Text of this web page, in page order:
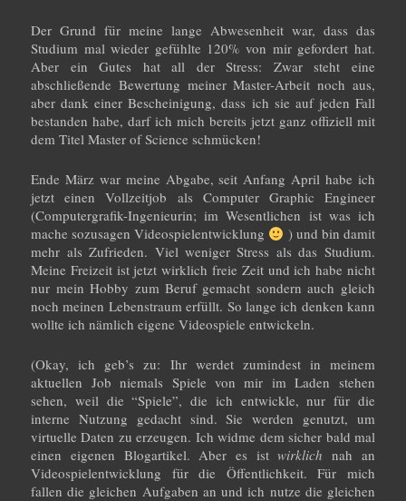
Der Grund für meine lange Abwesenheit war, dass das
Studium mal wieder gefühlte 120% von mir gefordert hat.
Aber ein Gutes hat all der Stress: Zwar steht eine
abschließende Bewertung meiner Master-Arbeit noch aus,
aber dank einer Bescheinigung, dass ich sie auf jeden Fall
bestanden habe, darf ich mich bereits jetzt ganz offiziell mit
dem Titel Master of Science schmücken!
Ende März war meine Abgabe, seit Anfang April habe ich
jetzt einen Vollzeitjob als Computer Graphic Engineer
(Computergrafik-Ingenieurin; im Wesentlichen ist was ich
mache sozusagen Videospielentwicklung
) und bin damit
mehr als Zufrieden. Viel weniger Stress als das Studium.
Meine Freizeit ist jetzt wirklich freie Zeit und ich habe nicht
nur mein Hobby zum Beruf gemacht sondern auch gleich
noch meinen Lebenstraum erfüllt. So lange ich denken kann
wollte ich nämlich eigene Videospiele entwickeln.
(Okay, ich geb’s zu: Ihr werdet zumindest in meinem
aktuellen Job niemals Spiele von mir im Laden stehen
sehen, weil die “Spiele”, die ich entwickle, nur für die
interne Nutzung gedacht sind. Sie werden genutzt, um
virtuelle Daten zu erzeugen. Ich widme dem sicher bald mal
einen eigenen Blogartikel. Aber es istwirklich nah an
Videospielentwicklung für die Öffentlichkeit. Für mich
fallen die gleichen Aufgaben an und ich nutze die gleichen